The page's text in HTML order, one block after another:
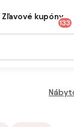
Zľavové kupóny
133